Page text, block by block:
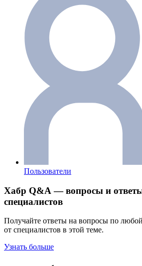
Пользователи
Хабр Q&A — вопросы и
специалистов
Получайте ответы на вопросы по
от специалистов в этой теме.
Узнать больше